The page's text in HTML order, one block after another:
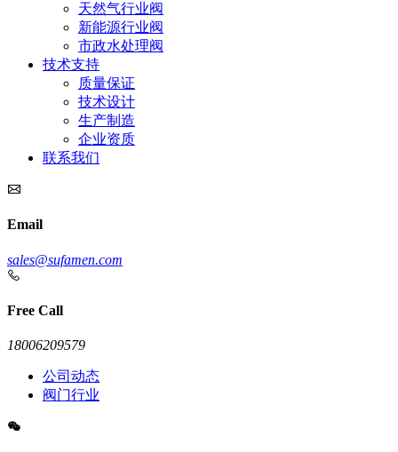
天然气行业阀
新能源行业阀
市政水处理阀
技术支持
质量保证
技术设计
生产制造
企业资质
联系我们
Email
sales@sufamen.com
Free Call
18006209579
公司动态
阀门行业